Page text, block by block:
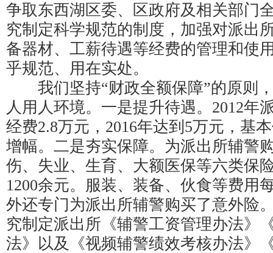
争取东西湖区委、区政府及相关部门
究制定科学规范的制度，加强对派出
备器材、工薪待遇等经费的管理和使
乎规范、用在实处。
我们坚持“财政全额保障”的原则
人用人环境。一是提升待遇。2012年
经费2.8万元，2016年达到5万元，基
增幅。二是夯实保障。为派出所辅警
伤、失业、生育、大额医保等六类保
1200余元。服装、装备、伙食等费用
外还专门为派出所辅警购买了意外险
究制定派出所《辅警工资管理办法》
法》以及《视频辅警绩效考核办法》